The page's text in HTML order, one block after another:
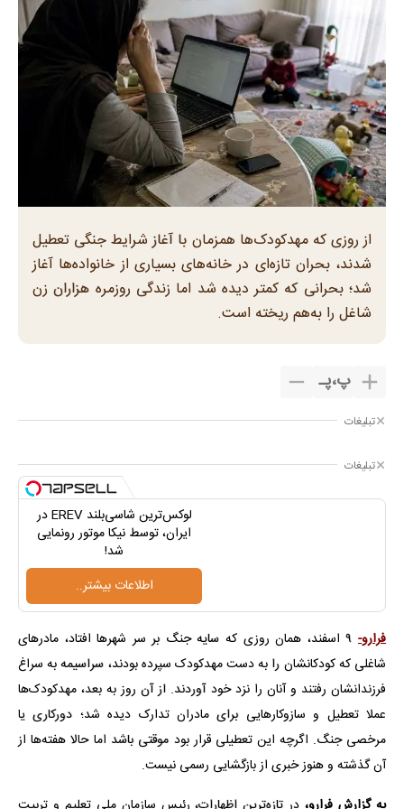
از روزی که مهدکودک‌ها همزمان با آغاز شرایط جنگی تعطیل
شدند، بحران تازه‌ای در خانه‌های بسیاری از خانواده‌ها آغاز
شد؛ بحرانی که کمتر دیده شد اما زندگی روزمره هزاران زن
شاغل را به‌هم ریخته است.
پ،پـ
تبلیغات
تبلیغات
لوکس‌ترین شاسی‌بلند EREV در
ایران، توسط نیکا موتور رونمایی
شد!
اطلاعات بیشتر..
فرارو- ۹ اسفند، همان روزی که سایه جنگ بر سر شهرها افتاد، مادرهای
شاغلی که کودکانشان را به دست مهدکودک سپرده بودند، سراسیمه به سراغ
فرزندانشان رفتند و آنان را نزد خود آوردند. از آن روز به بعد، مهدکودک‌ها
عملا تعطیل و سازوکارهایی برای مادران تدارک دیده شد؛ دورکاری یا
مرخصی جنگ. اگرچه این تعطیلی‌ قرار بود موقتی باشد اما حالا هفته‌ها از
آن گذشته و هنوز خبری از بازگشایی رسمی نیست.
به گزارش فرارو، در تازه‌ترین اظهارات، رئیس سازمان ملی تعلیم و تربیت